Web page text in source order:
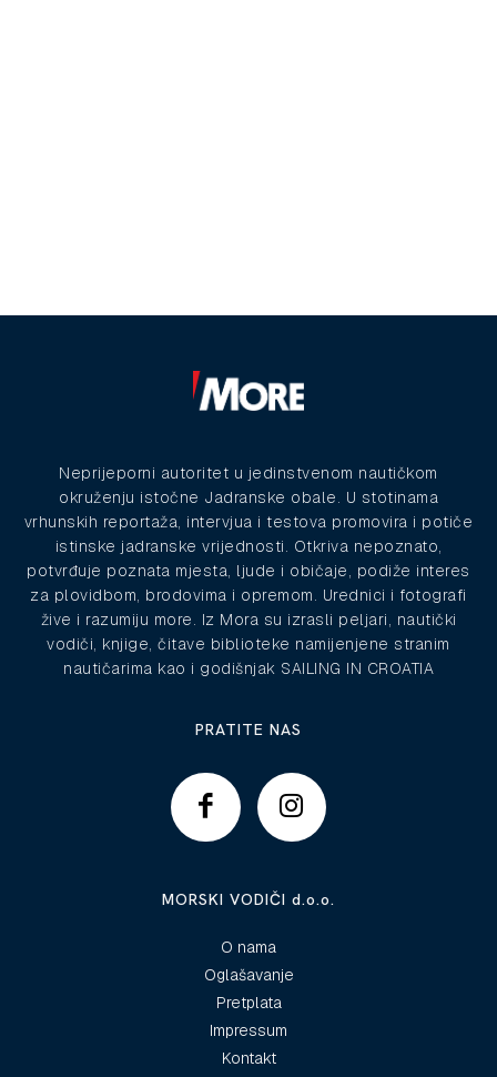
Neprijeporni autoritet u jedinstvenom nautičkom
okruženju istočne Jadranske obale. U stotinama
vrhunskih reportaža, intervjua i testova promovira i potiče
istinske jadranske vrijednosti. Otkriva nepoznato,
potvrđuje poznata mjesta, ljude i običaje, podiže interes
za plovidbom, brodovima i opremom. Urednici i fotografi
žive i razumiju more. Iz Mora su izrasli peljari, nautički
vodiči, knjige, čitave biblioteke namijenjene stranim
nautičarima kao i godišnjak SAILING IN CROATIA
PRATITE NAS
MORSKI VODIČI d.o.o.
O nama
Oglašavanje
Pretplata
Impressum
Kontakt